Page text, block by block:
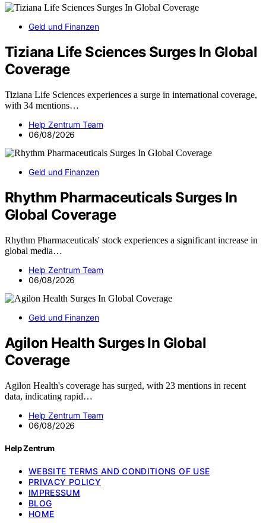
Geld und Finanzen
Tiziana Life Sciences Surges In Global
Coverage
Tiziana Life Sciences experiences a surge in international coverage,
with 34 mentions…
Help Zentrum Team
06/08/2026
Geld und Finanzen
Rhythm Pharmaceuticals Surges In
Global Coverage
Rhythm Pharmaceuticals' stock experiences a significant increase in
global media…
Help Zentrum Team
06/08/2026
Geld und Finanzen
Agilon Health Surges In Global
Coverage
Agilon Health's coverage has surged, with 23 mentions in recent
data, indicating rapid…
Help Zentrum Team
06/08/2026
Help Zentrum
WEBSITE TERMS AND CONDITIONS OF USE
PRIVACY POLICY
IMPRESSUM
BLOG
HOME